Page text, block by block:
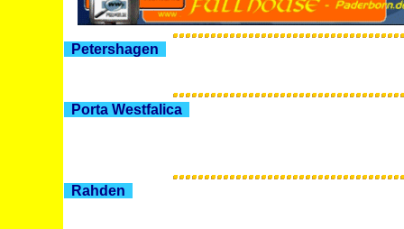
Petershagen
Porta Westfalica
Rahden